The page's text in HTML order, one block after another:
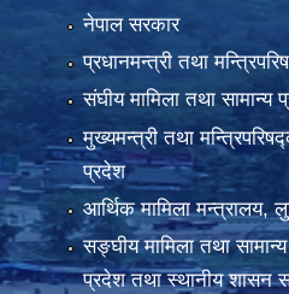
नेपाल सरकार
प्रधानमन्त्री तथा
संघीय मामिला तथा सामान्य
मुख्यमन्त्री तथा
प्रदेश
आर्थिक मामिला मन्त्रालय,
सङ्घीय मामिला तथा
प्रदेश तथा स्थानीय शासन